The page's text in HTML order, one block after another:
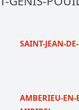
SAINT-JEAN-
AMBERIEU-EN-